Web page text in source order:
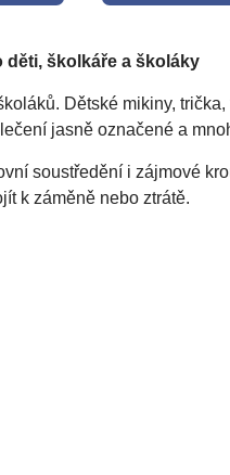
děti, školkáře a školáky
Dětské mikiny,
jasně označené a
soustředění i zájmové
k záměně nebo ztrátě.